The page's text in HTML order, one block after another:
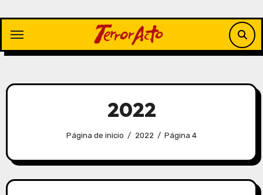
contenido
2022
Página de inicio 2022 Página 4